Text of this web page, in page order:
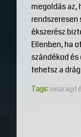
megoldás az,
rendszeresen
ékszerész
Ellenben, ha
szándékod
tehetsz a
Tags: smaragd